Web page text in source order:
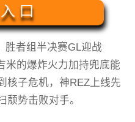
口
胜者组半决赛GL迎战
米的爆炸火力加持兜底能
核子危机，神REZ上线先
颓势击败对手。